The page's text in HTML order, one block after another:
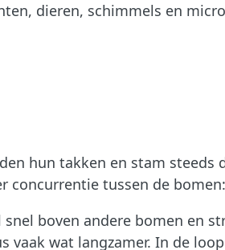
dieren, schimmels en
hun takken en stam
tussen de
boven andere bomen en
wat langzamer. In de